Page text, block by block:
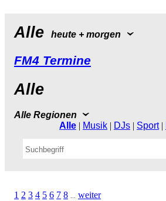
Alle heute+morgen
FM4Termine
Alle
AlleRegionen
Alle | Musik | DJs | Sport|
1 2 3 4 5 6 7 8 weiter